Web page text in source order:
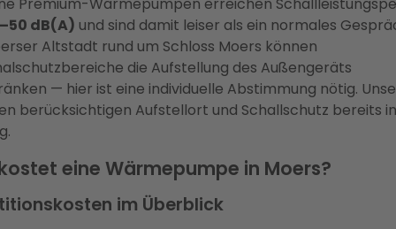
Premium-Wärmepumpen erreichen
dB(A) und sind damit leiser als ein normales
Altstadt rund um Schloss Moers können
die Aufstellung des Außengeräts
— hier ist eine individuelle Abstimmung nötig.
berücksichtigen Aufstellort und Schallschutz bereits
eine Wärmepumpe in Moers?
im Überblick